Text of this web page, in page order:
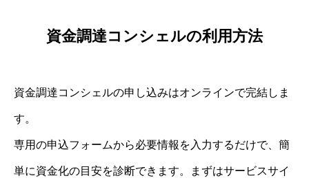
資金調達コンシェルの利用方法
資金調達コンシェルの申し込みはオンラインで完結しま
す。
専用の申込フォームから必要情報を入力するだけで、簡
単に資金化の目安を診断できます。まずはサービスサイ